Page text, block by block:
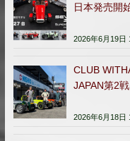
日本発売開
2026年6月19日
CLUB
JAPAN第2戦
2026年6月18日